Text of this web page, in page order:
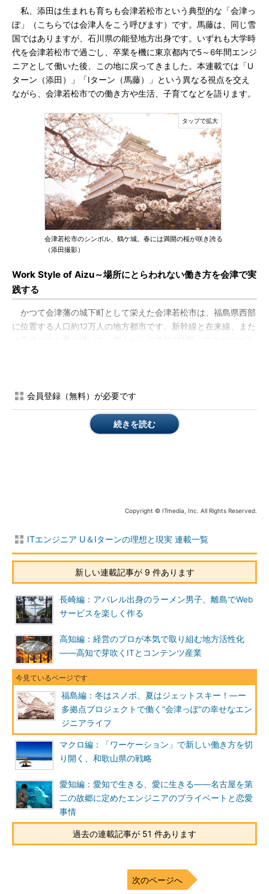
私、添田は生まれも育ちも会津若松市という典型的な「会津っ
ぽ」（こちらでは会津人をこう呼びます）です。馬藤は、同じ雪
国ではありますが、石川県の能登地方出身です。いずれも大学時
代を会津若松市で過ごし、卒業を機に東京都内で5～6年間エンジ
ニアとして働いた後、この地に戻ってきました。本連載では「U
ターン（添田）」「Iターン（馬藤）」という異なる視点を交え
ながら、会津若松市での働き方や生活、子育てなどを語ります。
会津若松市のシンボル、鶴ケ城。春には満開の桜が咲き誇る
（添田撮影）
Work Style of Aizu～場所にとらわれない働き方を会津で実
践する
かつて会津藩の城下町として栄えた会津若松市は、福島県西部
に位置する人口約12万人の地方都市です。新幹線と在来線、また
ます。「スマートシティ会津若松」の推進を掲げ、産官学連携の
下でデジタル技術を活用したまちづくりに取り組んでいるので
多拠点プロジェクトのコミュニケーション
私の1日のスケジュール例
東日本大震災後の2011年8月以来、市内にオフィスを構えてい
るアクセンチュアも、場所にとらわれない働き方に取り組んでい
る企業の1社です。
上記は私の一般的な1日の業務スケジュールです。首都圏で働
くエンジニアの皆さんと大差はないように見えますが、開発スタ
ることなど、地方拠点ならではの部分があるとUターンしてから
実感しています。
私は現在、東京のプロジェクトに所属しており、テストフェー
ズで発生した仕様変更や障害の対応、テストフェーズでの問い合
わせ対応などを担当しています。
このプロジェクトの大きな特徴は、開発拠点が「東京」「札
幌」「会津若松」の3拠点に分散していることです。入社したて
の頃は、一度も会ったことがない遠隔地のメンバーとのやりとり
に不安がありましたが、メールやSkypeのチャットや通話、画面
他のプロジェクトでは、日々のコミュニケーションを全て
Slackに集約し、さらにJenkinsと連動させて開発資源のデプロイ
会員登録（無料）が必要です
続きを読む
Copyright © ITmedia, Inc. All Rights Reserved.
ITエンジニア U＆Iターンの理想と現実 連載一覧
新しい連載記事が 9 件あります
長崎編：アパレル出身のラーメン男子、離島でWeb
サービスを楽しく作る
高知編：経営のプロが本気で取り組む地方活性化
――高知で芽吹くITとコンテンツ産業
福島編：冬はスノボ、夏はジェットスキー！―ー
多拠点プロジェクトで働く“会津っぽ”の幸せなエン
ジニアライフ
マクロ編：「ワーケーション」で新しい働き方を切
り開く、和歌山県の戦略
愛知編：愛知で生きる、愛に生きる――名古屋を第
二の故郷に定めたエンジニアのプライベートと恋愛
事情
過去の連載記事が 51 件あります
次のページへ